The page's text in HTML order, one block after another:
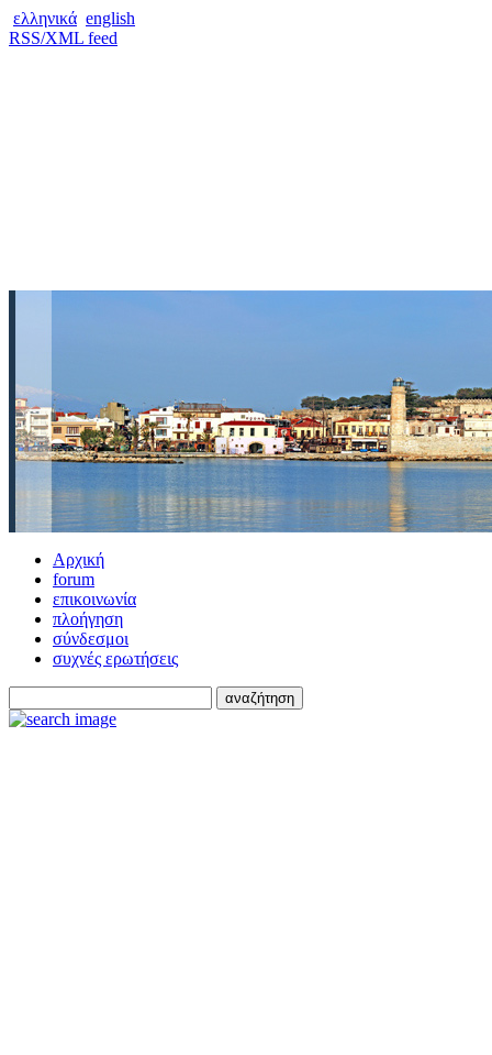
ελληνικά english
RSS/XML feed
Αρχική
forum
επικοινωνία
πλοήγηση
σύνδεσμοι
συχνές ερωτήσεις